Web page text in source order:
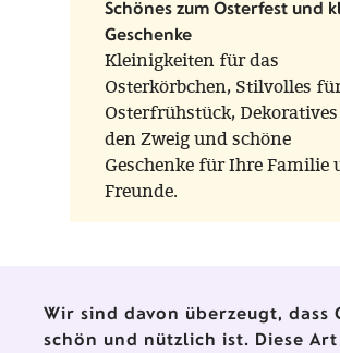
Schönes zum Osterfest und
Geschenke
Kleinigkeiten für das
Osterkörbchen, Stilvolles
Osterfrühstück,
den Zweig und schöne
Geschenke für Ihre Familie
Freunde.
Wir sind davon überzeugt, dass
schön und nützlich ist. Diese